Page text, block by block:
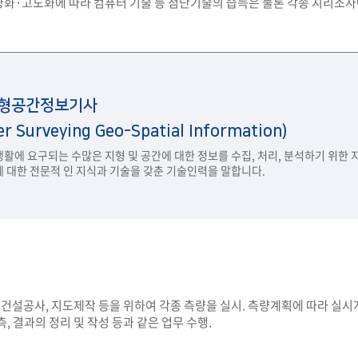
공간정보기사
Surveying Geo-Spatial Information)
에 요구되는 수많은 지형 및 공간에 대한 정보를 수집, 처리, 분석하기 위한
대한 전문적 인 지식과 기술을 갖춘 기술인력을 말합니다.
설공사, 지도제작 등을 위하여 각종 측량을 실시. 측량계획에 따라 실
, 결과의 정리 및 작성 등과 같은 업무 수행.